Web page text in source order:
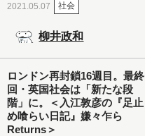
2021.05.07 社会
柳井政和
ロンドン再封鎖16週目。最終
回・英国社会は「新たな段
階」に。＜入江敦彦の『足止
め喰らい日記』嫌々乍ら
Returns＞